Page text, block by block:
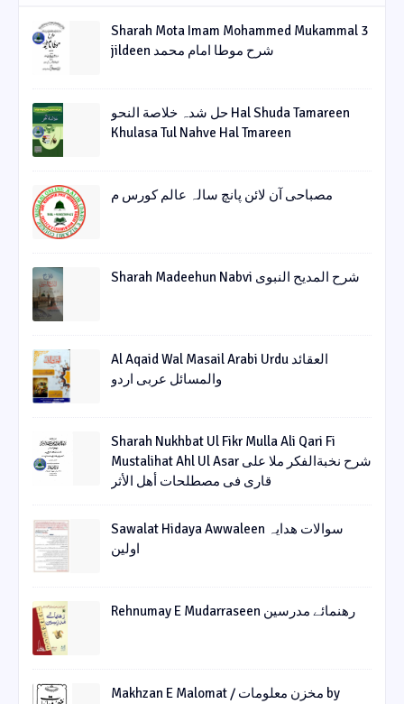
Sharah Mota Imam Mohammed Mukammal 3
jildeen شرح موطا امام محمد
حل شدہ خلاصة النحو Hal Shuda Tamareen
Khulasa Tul Nahve Hal Tmareen
مصباحی آن لائن پانچ سالہ عالم کورس م
Sharah Madeehun Nabvi شرح المدیح النبوی
Al Aqaid Wal Masail Arabi Urdu العقائد
والمسائل عربی اردو
Sharah Nukhbat Ul Fikr Mulla Ali Qari Fi
Mustalihat Ahl Ul Asar شرح نخبةالفکر ملا علی
قاری فی مصطلحات أھل الأثر
Sawalat Hidaya Awwaleen سوالات ھدایہ
اولین
Rehnumay E Mudarraseen رهنمائے مدرسین
Makhzan E Malomat / مخزن معلومات by